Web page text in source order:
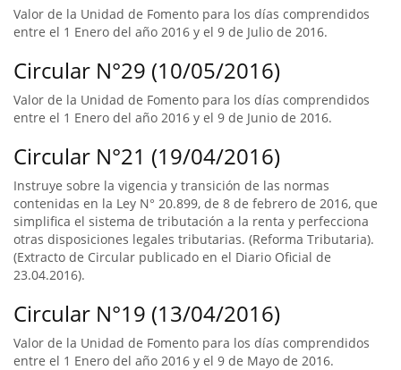
Valor de la Unidad de Fomento para los días comprendidos
entre el 1 Enero del año 2016 y el 9 de Julio de 2016.
Circular N°29 (10/05/2016)
Valor de la Unidad de Fomento para los días comprendidos
entre el 1 Enero del año 2016 y el 9 de Junio de 2016.
Circular N°21 (19/04/2016)
Instruye sobre la vigencia y transición de las normas
contenidas en la Ley N° 20.899, de 8 de febrero de 2016, que
simplifica el sistema de tributación a la renta y perfecciona
otras disposiciones legales tributarias. (Reforma Tributaria).
(Extracto de Circular publicado en el Diario Oficial de
23.04.2016).
Circular N°19 (13/04/2016)
Valor de la Unidad de Fomento para los días comprendidos
entre el 1 Enero del año 2016 y el 9 de Mayo de 2016.